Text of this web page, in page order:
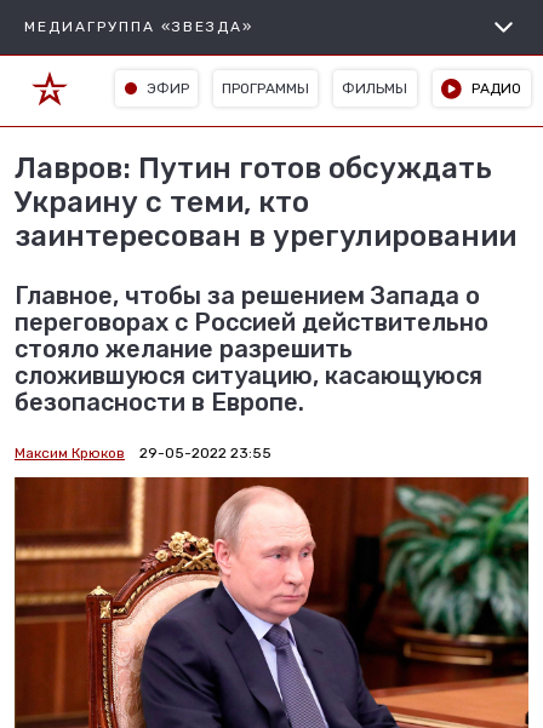
МЕДИАГРУППА «ЗВЕЗДА»
ЭФИР ПРОГРАММЫ ФИЛЬМЫ РАДИО
Лавров: Путин готов обсуждать
Украину с теми, кто
заинтересован в урегулировании
Главное, чтобы за решением Запада о
переговорах с Россией действительно
стояло желание разрешить
сложившуюся ситуацию, касающуюся
безопасности в Европе.
Максим Крюков 29-05-2022 23:55